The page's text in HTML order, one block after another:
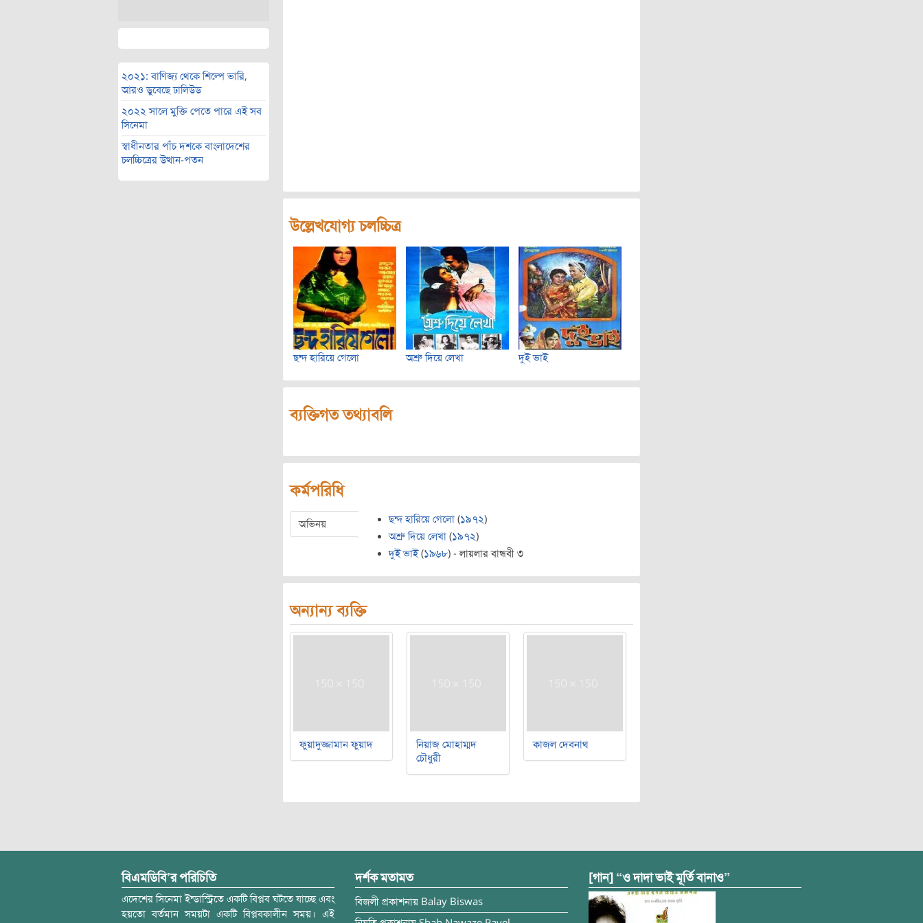
২০২১: বাণিজ্য থেকে শিল্পে ভারি,
আরও ডুবেছে ঢালিউড
২০২২ সালে মুক্তি পেতে পারে এই সব
সিনেমা
স্বাধীনতার পাঁচ দশকে বাংলাদেশের
চলচ্চিত্রের উত্থান-পতন
উল্লেখযোগ্য চলচ্চিত্র
ছন্দ হারিয়ে গেলো অশ্রু দিয়ে লেখা দুই ভাই
ব্যক্তিগত তথ্যাবলি
কর্মপরিধি
অভিনয় ছন্দ হারিয়ে গেলো (১৯৭২)
অশ্রু দিয়ে লেখা (১৯৭২)
দুই ভাই(১৯৬৮) - লায়লার বান্ধবী ৩
অন্যান্য ব্যক্তি
ফুয়াদুজ্জামান ফুয়াদ
নিয়াজ মোহাম্মদ
চৌধুরী
কাজল দেবনাথ
বিএমডিবি’র পরিচিতি
এদেশের সিনেমা ইন্ডাস্ট্রিতে একটি বিপ্লব ঘটতে যাচ্ছে এবং
হয়তো বর্তমান সময়টা একটি বিপ্লবকালীন সময়। এই
দর্শক মতামত
বিজলী প্রকাশনায় Balay Biswas
[গান] “ও দাদা ভাই মূর্তি বানাও”